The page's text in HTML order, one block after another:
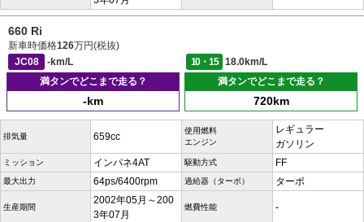
660 Ri
新車時価格126万円(税抜)
JC08
-km/L 10・15
18.0km/L
満タンでどこまで走る？
-km
満タンでどこまで走る？
720km
排気量 659cc
使用燃料
エンジン
レギュラー
ガソリン
ミッション インパネ4AT 駆動方式 FF
最大出力 64ps/6400rpm 過給器（ターボ） ターボ
生産期間
2002年05月～200
3年07月
燃費性能 -